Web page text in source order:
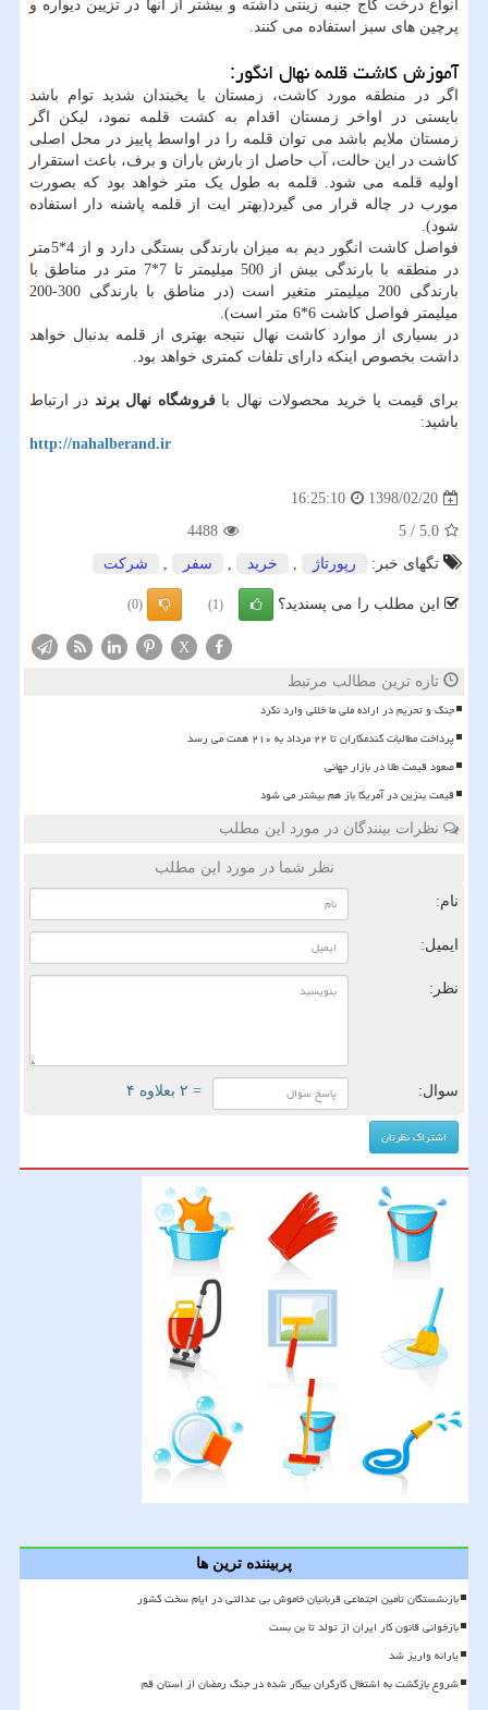
انواع درخت کاج جنبه زینتی داشته و بیشتر از آنها در تزیین دیواره و
پرچین های سبز استفاده می کنند.
آموزش کاشت قلمه نهال انگور:
اگر در منطقه مورد کاشت، زمستان با یخبندان شدید توام باشد
بایستی در اواخر زمستان اقدام به کشت قلمه نمود، لیکن اگر
زمستان ملایم باشد می توان قلمه را در اواسط پاییز در محل اصلی
کاشت در این حالت، آب حاصل از بارش باران و برف، باعث استقرار
اولیه قلمه می شود. قلمه به طول یک متر خواهد بود که بصورت
مورب در چاله قرار می گیرد(بهتر ایت از قلمه پاشنه دار استفاده
شود).
فواصل کاشت انگور دیم به میزان بارندگی بستگی دارد و از 4*5متر
در منطقه با بارندگی بیش از 500 میلیمتر تا 7*7 متر در مناطق با
بارندگی 200 میلیمتر متغیر است (در مناطق با بارندگی 300-200
میلیمتر فواصل کاشت 6*6 متر است).
در بسیاری از موارد کاشت نهال نتیجه بهتری از قلمه بدنبال خواهد
داشت بخصوص اینکه دارای تلفات کمتری خواهد بود.
برای قیمت یا خرید محصولات نهال بافروشگاه نهال برند در ارتباط
باشید:
http://nahalberand.ir
1398/02/20
16:25:10
5.0
/
5
4488
تگهای خبر:
رپورتاژ , خرید , سفر , شركت
این مطلب را می پسندید؟ (1)
(0)
X
تازه ترین مطالب مرتبط
جنگ و تحریم در اراده ملی ما خللی وارد نکرد
پرداخت مطالبات گندمکاران تا ۲۲ مرداد به ۲۱۰ همت می رسد
صعود قیمت طلا در بازار جهانی
قیمت بنزین در آمریکا باز هم بیشتر می شود
نظرات بینندگان در مورد این مطلب
نظر شما در مورد این مطلب
نام:
ایمیل:
نظر:
سوال: = ۲ بعلاوه ۴
پربیننده ترین ها
بازنشستگان تأمین اجتماعی قربانیان خاموش بی عدالتی در ایام سخت کشور
بازخوانی قانون کار ایران از تولد تا بن بست
یارانه واریز شد
شروع بازگشت به اشتغال کارگران بیکار شده در جنگ رمضان از استان قم